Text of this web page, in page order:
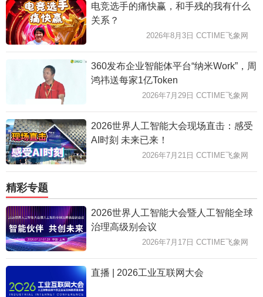
电竞选手的痛快赢，和手残的我有什么
关系？
2026年8月3日 CCTIME飞象网
360发布企业智能体平台“纳米Work”，周
鸿祎送每家1亿Token
2026年7月29日 CCTIME飞象网
2026世界人工智能大会现场直击：感受
AI时刻 未来已来！
2026年7月21日 CCTIME飞象网
精彩专题
2026世界人工智能大会暨人工智能全球
治理高级别会议
2026年7月17日 CCTIME飞象网
直播 | 2026工业互联网大会